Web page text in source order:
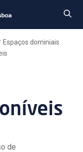
Espaços dominiais
de